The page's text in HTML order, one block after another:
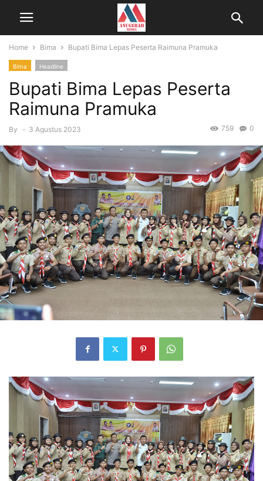
Home Bima Bupati Bima Lepas Peserta Raimuna Pramuka
Bima Headline
Bupati Bima Lepas Peserta
Raimuna Pramuka
By - 3 Agustus 2023 0
759